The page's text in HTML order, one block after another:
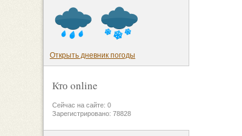
Открыть дневник погоды
Кто online
Сейчас на сайте: 0
Зарегистрировано: 78828